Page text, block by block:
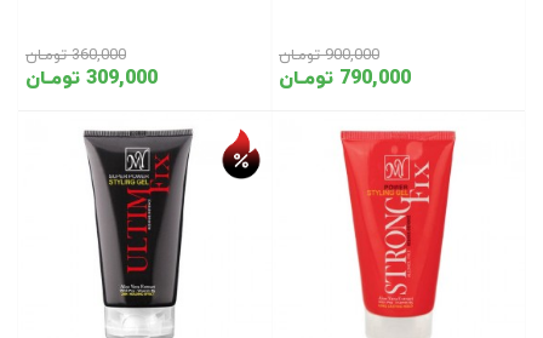
790,000 تومـان
900,000 تومـان
309,000 تومـان
360,000 تومـان